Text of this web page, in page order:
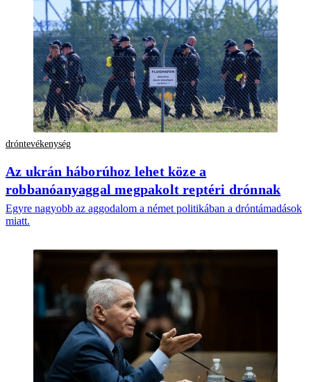
dróntevékenység
Az ukrán háborúhoz lehet köze a
robbanóanyaggal megpakolt reptéri drónnak
Egyre nagyobb az aggodalom a német politikában a dróntámadások
miatt.